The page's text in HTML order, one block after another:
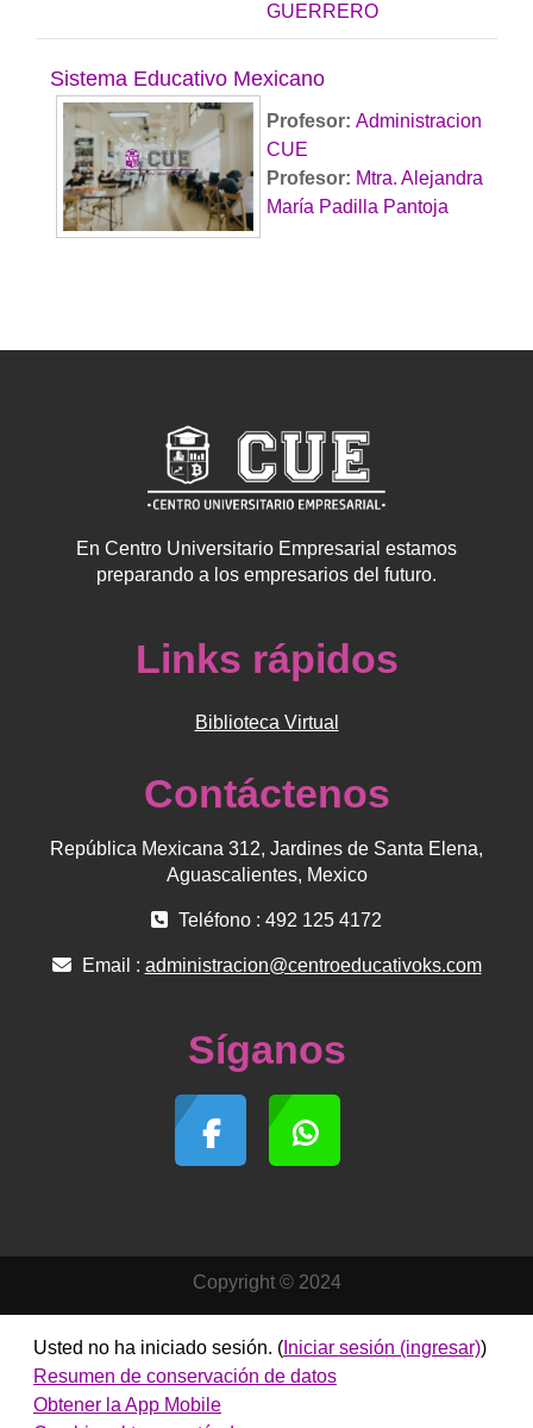
GUERRERO
Sistema Educativo Mexicano
Profesor: Administracion
CUE
Profesor: Mtra. Alejandra
María Padilla Pantoja
En Centro Universitario Empresarial estamos
preparando a los empresarios del futuro.
Links rápidos
Biblioteca Virtual
Contáctenos
República Mexicana 312, Jardines de Santa Elena,
Aguascalientes, Mexico
Teléfono : 492 125 4172
Email : administracion@centroeducativoks.com
Síganos
Copyright © 2024
Usted no ha iniciado sesión. ( Iniciar sesión (ingresar))
Resumen de conservación de datos
Obtener la App Mobile